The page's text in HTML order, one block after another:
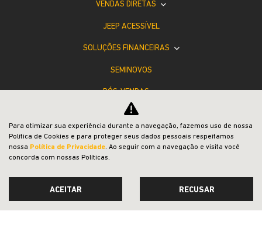
VENDAS DIRETAS
JEEP ACESSÍVEL
SOLUÇÕES FINANCEIRAS
SEMINOVOS
PÓS-VENDAS
INSTITUCIONAL
COMPARATIVO
Para otimizar sua experiência durante a navegação, fazemos uso de nossa
Política de Cookies e para proteger seus dados pessoais respeitamos
nossa Política de Privacidade. Ao seguir com a navegação e visita você
concorda com nossas Políticas.
ACEITAR RECUSAR